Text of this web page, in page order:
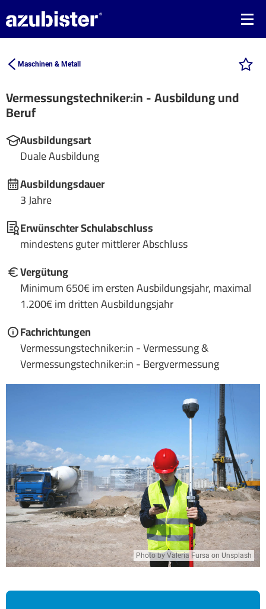
Maschinen & Metall
Vermessungstechniker:in - Ausbildung und
Beruf
Ausbildungsart
Duale Ausbildung
Ausbildungsdauer
3 Jahre
Erwünschter Schulabschluss
mindestens guter mittlerer Abschluss
Vergütung
Minimum 650€ im ersten Ausbildungsjahr, maximal
1.200€ im dritten Ausbildungsjahr
Fachrichtungen
Vermessungstechniker:in - Vermessung &
Vermessungstechniker:in - Bergvermessung
Photo by Valeria Fursa on Unsplash